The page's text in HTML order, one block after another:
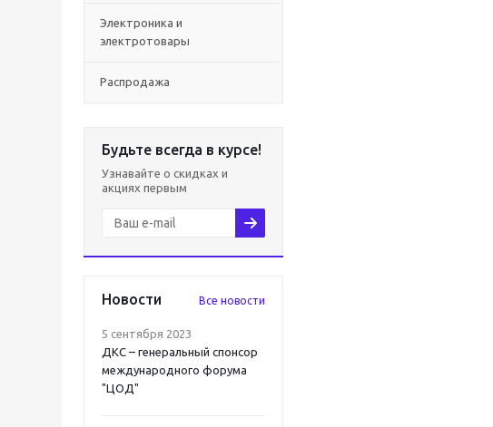
Электроника и
электротовары
Распродажа
Будьте всегда в курсе!
Узнавайте о скидках и
акциях первым
Новости Все новости
5 сентября 2023
ДКС – генеральный спонсор
международного форума
"ЦОД"